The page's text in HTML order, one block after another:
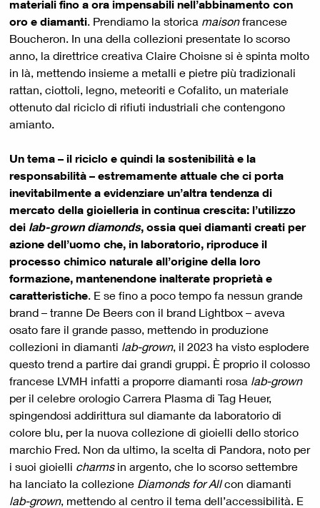
materiali fino a ora impensabili nell’abbinamento con
oro e diamanti. Prendiamo la storica maisonfrancese
Boucheron. In una della collezioni presentate lo scorso
anno, la direttrice creativa Claire Choisne si è spinta molto
in là, mettendo insieme a metalli e pietre più tradizionali
rattan, ciottoli, legno, meteoriti e Cofalito, un materiale
ottenuto dal riciclo di rifiuti industriali che contengono
amianto.
Un tema – il riciclo e quindi la sostenibilità e la
responsabilità – estremamente attuale che ci porta
inevitabilmente a evidenziare un’altra tendenza di
mercato della gioielleria in continua crescita: l’utilizzo
dei lab-grown diamonds, ossia quei diamanti creati per
azione dell’uomo che, in laboratorio, riproduce il
processo chimico naturale all’origine della loro
formazione, mantenendone inalterate proprietà e
caratteristiche. E se fino a poco tempo fa nessun grande
brand – tranne De Beers con il brand Lightbox – aveva
osato fare il grande passo, mettendo in produzione
collezioni in diamanti lab-grown, il 2023 ha visto esplodere
questo trend a partire dai grandi gruppi. È proprio il colosso
francese LVMH infatti a proporre diamanti rosa lab-grown
per il celebre orologio Carrera Plasma di Tag Heuer,
spingendosi addirittura sul diamante da laboratorio di
colore blu, per la nuova collezione di gioielli dello storico
marchio Fred. Non da ultimo, la scelta di Pandora, noto per
i suoi gioielli charms in argento, che lo scorso settembre
ha lanciato la collezione Diamonds for Allcon diamanti
lab-grown, mettendo al centro il tema dell’accessibilità. E